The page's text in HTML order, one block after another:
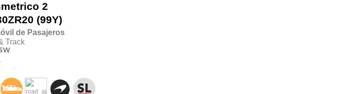
2
ZR20 (99Y)
de Pasajeros
Track